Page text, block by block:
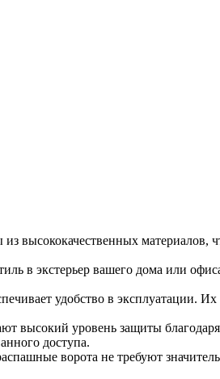
высококачественных
в экстерьер вашего дома или
удобство в эксплуатации.
высокий уровень защиты
доступа.
ворота не требуют